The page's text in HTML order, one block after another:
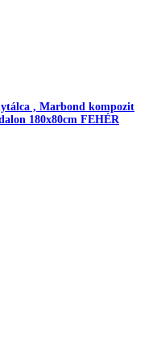
, Marbond kompozit
180x80cm FEHÉR